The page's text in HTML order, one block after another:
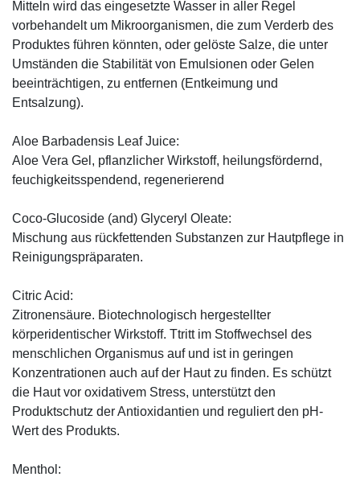
Mitteln wird das eingesetzte Wasser in aller Regel
vorbehandelt um Mikroorganismen, die zum Verderb des
Produktes führen könnten, oder gelöste Salze, die unter
Umständen die Stabilität von Emulsionen oder Gelen
beeinträchtigen, zu entfernen (Entkeimung und
Entsalzung).
Aloe Barbadensis Leaf Juice:
Aloe Vera Gel, pflanzlicher Wirkstoff, ­heilungsfördernd,
feuchigkeitsspendend, ­regenerierend
Coco-Glucoside (and) Glyceryl Oleate:
Mischung aus rückfettenden Substanzen zur Hautpflege in
Reinigungspräparaten.
Citric Acid:
Zitronensäure. Biotechnologisch hergestellter
körperidentischer Wirkstoff. Ttritt im Stoffwechsel des
menschlichen Organismus auf und ist in geringen
Konzentrationen auch auf der Haut zu finden. Es schützt
die Haut vor oxidativem Stress, unterstützt den
Produktschutz der Antioxidantien und reguliert den pH-
Wert des Produkts.
Menthol: